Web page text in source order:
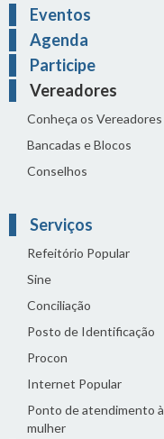
Eventos
Agenda
Participe
Vereadores
Conheça os Vereadores
Bancadas e Blocos
Conselhos
Serviços
Refeitório Popular
Sine
Conciliação
Posto de Identificação
Procon
Internet Popular
Ponto de atendimento à
mulher